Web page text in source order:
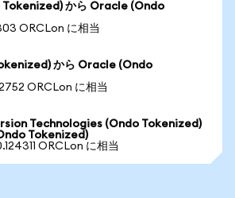
Tokenized) から Oracle (Ondo
ORCLon に相当
から Oracle (Ondo
ORCLon に相当
Technologies (Ondo Tokenized)
Tokenized)
ORCLon に相当